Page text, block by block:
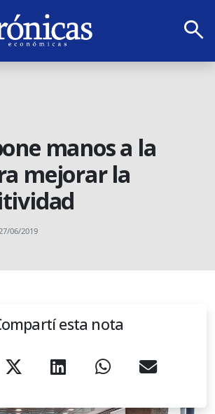
search
manos a la
mejorar la
06/2019
esta nota